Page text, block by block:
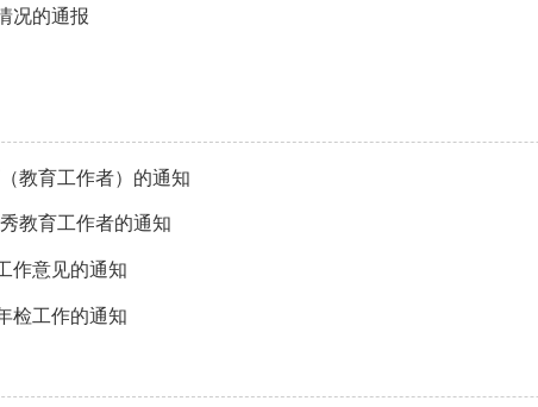
况的通报
教育工作者）的通知
教育工作者的通知
作意见的通知
检工作的通知